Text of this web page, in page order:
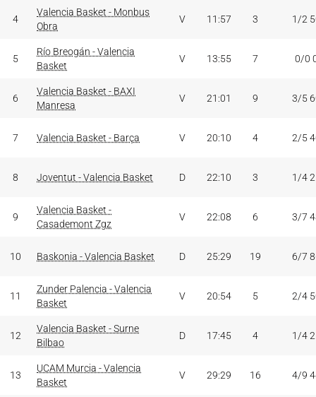
4
Valencia Basket - Monbus
Obra
V 11:57 3 1/2
5
Río Breogán - Valencia
Basket
V 13:55 7 0/0
6
Valencia Basket - BAXI
Manresa
V 21:01 9 3/5
7 Valencia Basket - Barça V 20:10 4 2/5
8 Joventut - Valencia Basket D 22:10 3 1/4
9
Valencia Basket -
Casademont Zgz
V 22:08 6 3/7
10 Baskonia - Valencia Basket D 25:29 19 6/7
11
Zunder Palencia - Valencia
Basket
V 20:54 5 2/4
12
Valencia Basket - Surne
Bilbao
D 17:45 4 1/4
13
UCAM Murcia - Valencia
Basket
V 29:29 16 4/9